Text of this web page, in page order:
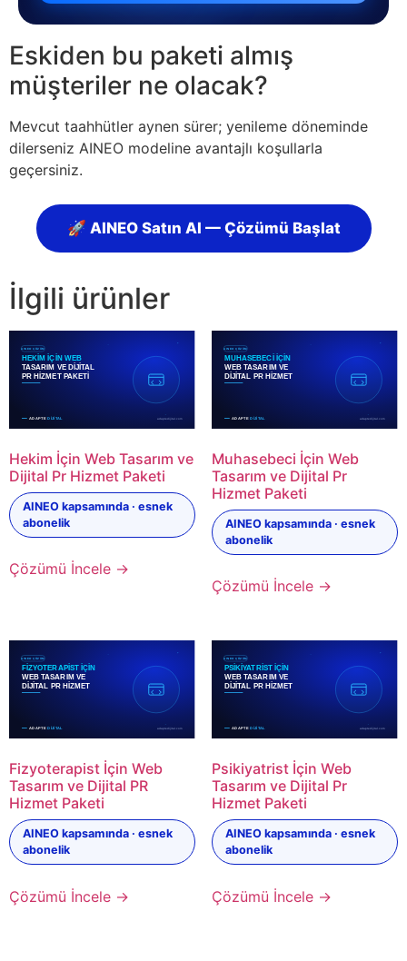
Eskiden bu paketi almış
müşteriler ne olacak?
Mevcut taahhütler aynen sürer; yenileme döneminde
dilerseniz AINEO modeline avantajlı koşullarla
geçersiniz.
🚀 AINEO Satın Al — Çözümü Başlat
İlgili ürünler
Hekim İçin Web Tasarım ve
Dijital Pr Hizmet Paketi
AINEO kapsamında · esnek
abonelik
Çözümü İncele →
Muhasebeci İçin Web
Tasarım ve Dijital Pr
Hizmet Paketi
AINEO kapsamında · esnek
abonelik
Çözümü İncele →
Fizyoterapist İçin Web
Tasarım ve Dijital PR
Hizmet Paketi
AINEO kapsamında · esnek
abonelik
Çözümü İncele →
Psikiyatrist İçin Web
Tasarım ve Dijital Pr
Hizmet Paketi
AINEO kapsamında · esnek
abonelik
Çözümü İncele →